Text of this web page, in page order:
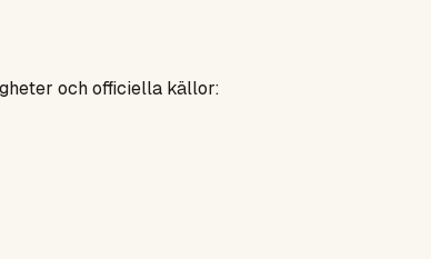
och officiella källor: